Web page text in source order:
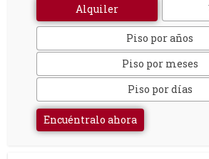
Alquiler
Piso por años
Piso por meses
Piso por días
Encuéntralo ahora